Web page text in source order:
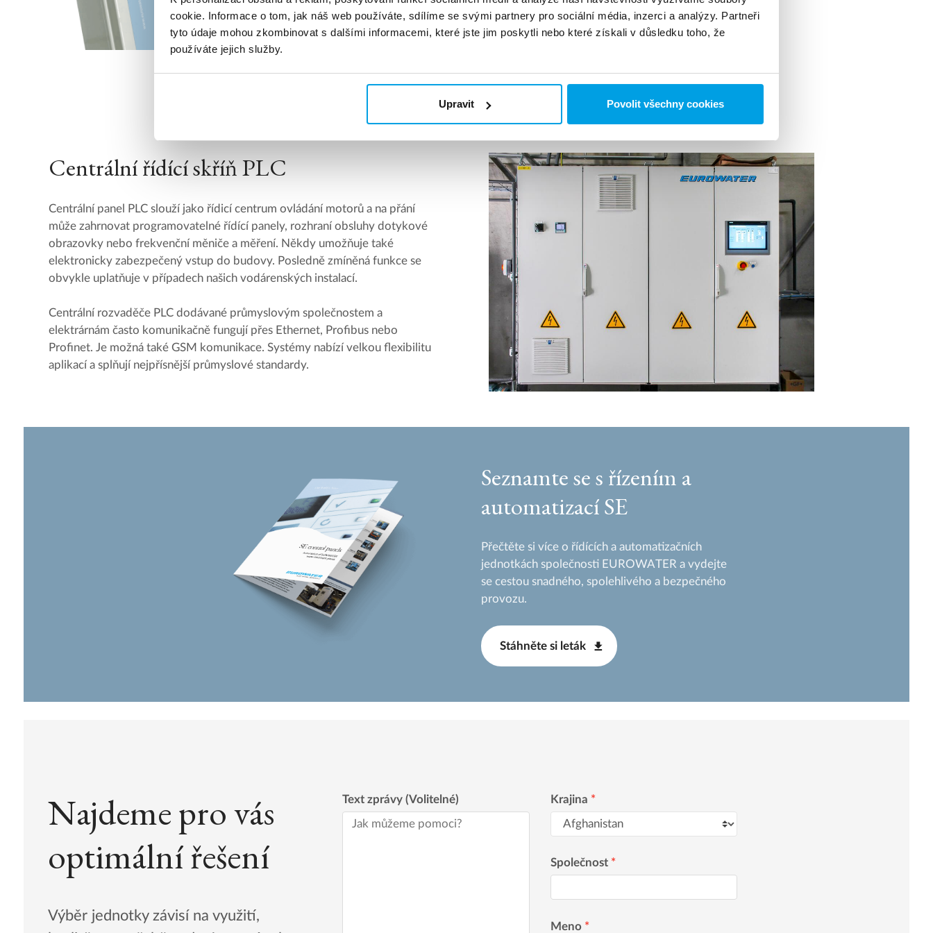
cookie. Informace o tom, jak náš web používáte, sdílíme se svými partnery pro sociální média, inzerci a analýzy. Partneři
tyto údaje mohou zkombinovat s dalšími informacemi, které jste jim poskytli nebo které získali v důsledku toho, že
používáte jejich služby.
Upravit Povolit všechny cookies
na mobilní telefon. Tímto způsobem operativně zajistíte spolehlivý provoz.
Centrální řídící skříň PLC
Centrální panel PLC slouží jako řídicí centrum ovládání motorů a na přání
může zahrnovat programovatelné řídící panely, rozhraní obsluhy dotykové
obrazovky nebo frekvenční měniče a měření. Někdy umožňuje také
elektronicky zabezpečený vstup do budovy. Posledně zmíněná funkce se
obvykle uplatňuje v případech našich vodárenských instalací.
Centrální rozvaděče PLC dodávané průmyslovým společnostem a
elektrárnám často komunikačně fungují přes Ethernet, Profibus nebo
Profinet. Je možná také GSM komunikace. Systémy nabízí velkou flexibilitu
aplikací a splňují nejpřísnější průmyslové standardy.
Seznamte se s řízením a
automatizací SE
Přečtěte si více o řídících a automatizačních
jednotkách společnosti EUROWATER a vydejte
se cestou snadného, spolehlivého a bezpečného
provozu.
Stáhněte si leták
Najdeme pro vás
optimální řešení
Výběr jednotky závisí na využití,
Text zprávy (Volitelné) Krajina *
Společnost *
Meno *